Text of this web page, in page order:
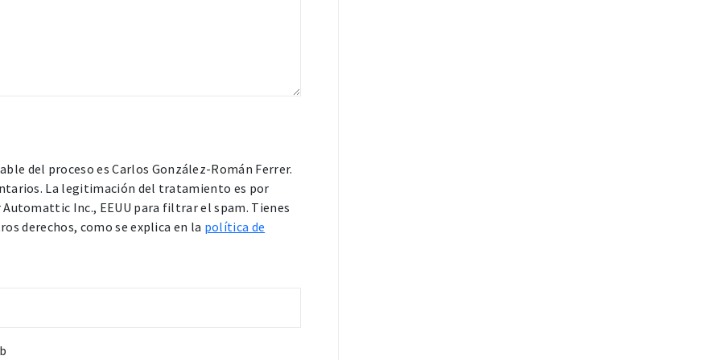
del proceso es Carlos González-Román Ferrer.
La legitimación del tratamiento es por
Inc., EEUU para filtrar el spam. Tienes
derechos, como se explica en la política de